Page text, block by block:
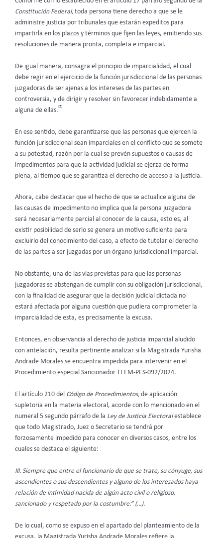
Constitución Federal, toda persona tiene derecho a que se le
administre justicia por tribunales que estarán expeditos para
impartirla en los plazos y términos que fijen las leyes, emitiendo sus
resoluciones de manera pronta, completa e imparcial.
De igual manera, consagra el principio de imparcialidad, el cual
debe regir en el ejercicio de la función jurisdiccional de las personas
juzgadoras de ser ajenas a los intereses de las partes en
controversia, y de dirigir y resolver sin favorecer indebidamente a
alguna de ellas.
[5]
En ese sentido, debe garantizarse que las personas que ejercen la
función jurisdiccional sean imparciales en el conflicto que se somete
a su potestad, razón por la cual se prevén supuestos o causas de
impedimentos para que la actividad judicial se ejerza de forma
plena, al tiempo que se garantiza el derecho de acceso a la justicia.
Ahora, cabe destacar que el hecho de que se actualice alguna de
las causas de impedimento no implica que la persona juzgadora
será necesariamente parcial al conocer de la causa, esto es, al
existir posibilidad de serlo se genera un motivo suficiente para
excluirlo del conocimiento del caso, a efecto de tutelar el derecho
de las partes a ser juzgadas por un órgano jurisdiccional imparcial.
No obstante, una de las vías previstas para que las personas
juzgadoras se abstengan de cumplir con su obligación jurisdiccional,
con la finalidad de asegurar que la decisión judicial dictada no
estará afectada por alguna cuestión que pudiera comprometer la
imparcialidad de esta, es precisamente la excusa.
Entonces, en observancia al derecho de justicia imparcial aludido
con antelación, resulta pertinente analizar si la Magistrada Yurisha
Andrade Morales se encuentra impedida para intervenir en el
Procedimiento especial Sancionador TEEM-PES-092/2024.
El artículo 210 del Código de Procedimientos, de aplicación
supletoria en la materia electoral, acorde con lo mencionado en el
numeral 5 segundo párrafo de la Ley de Justicia Electoralestablece
que todo Magistrado, Juez o Secretario se tendrá por
forzosamente impedido para conocer en diversos casos, entre los
cuales se destaca el siguiente:
III. Siempre que entre el funcionario de que se trate, su cónyuge, sus
ascendientes o sus descendientes y alguno de los interesados haya
relación de intimidad nacida de algún acto civil o religioso,
sancionado y respetado por la costumbre.” (…).
De lo cual, como se expuso en el apartado del planteamiento de la
excusa, la Magistrada Yurisha Andrade Morales refiere la